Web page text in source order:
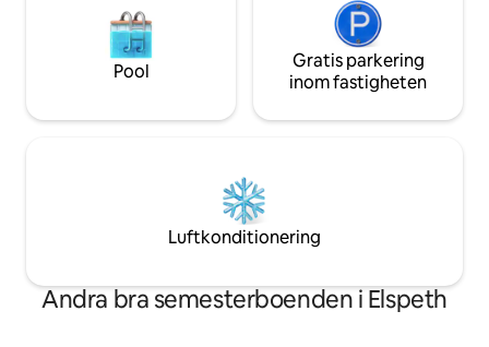
Pool
Gratis parkering
inom fastigheten
Luftkonditionering
Andra bra semesterboenden i Elspeth